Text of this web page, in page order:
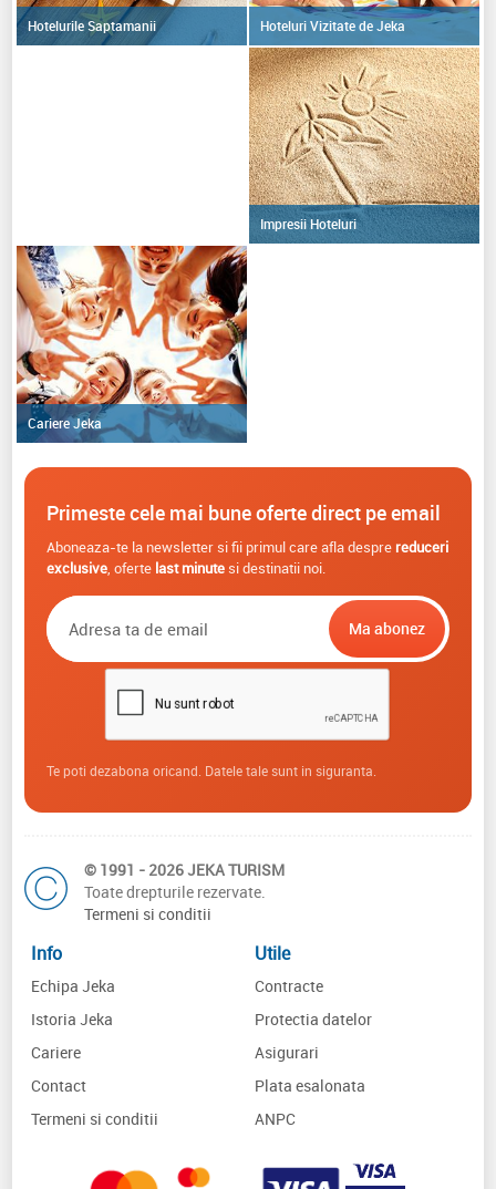
Hotelurile Saptamanii Hoteluri Vizitate de Jeka
Impresii Hoteluri
Cariere Jeka
Primeste cele mai bune oferte direct pe email
Aboneaza-te la newsletter si fii primul care afla despre reduceri
exclusive, oferte last minutesi destinatii noi.
Te poti dezabona oricand. Datele tale sunt in siguranta.
© 1991 - 2026 JEKA TURISM
Toate drepturile rezervate.
Termeni si conditii
Info
Echipa Jeka
Istoria Jeka
Cariere
Contact
Termeni si conditii
Utile
Contracte
Protectia datelor
Asigurari
Plata esalonata
ANPC